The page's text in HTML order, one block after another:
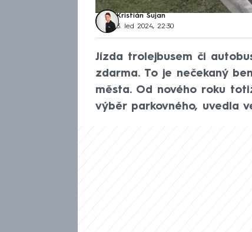
Kristián Šujan
3. led 2024, 22:30
Jízda trolejbusem či
zdarma. To je nečekaný
města. Od nového roku
výběr parkovného, uvedla